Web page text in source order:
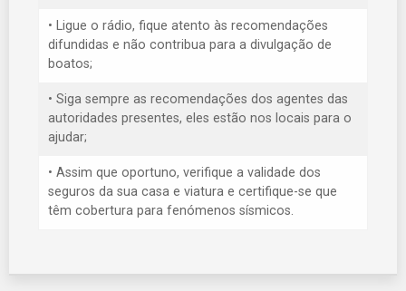
• Ligue o rádio, fique atento às recomendações
difundidas e não contribua para a divulgação de
boatos;
• Siga sempre as recomendações dos agentes das
autoridades presentes, eles estão nos locais para o
ajudar;
• Assim que oportuno, verifique a validade dos
seguros da sua casa e viatura e certifique-se que
têm cobertura para fenómenos sísmicos.